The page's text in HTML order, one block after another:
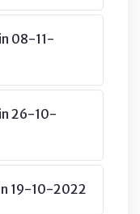
08-11-
26-10-
19-10-2022